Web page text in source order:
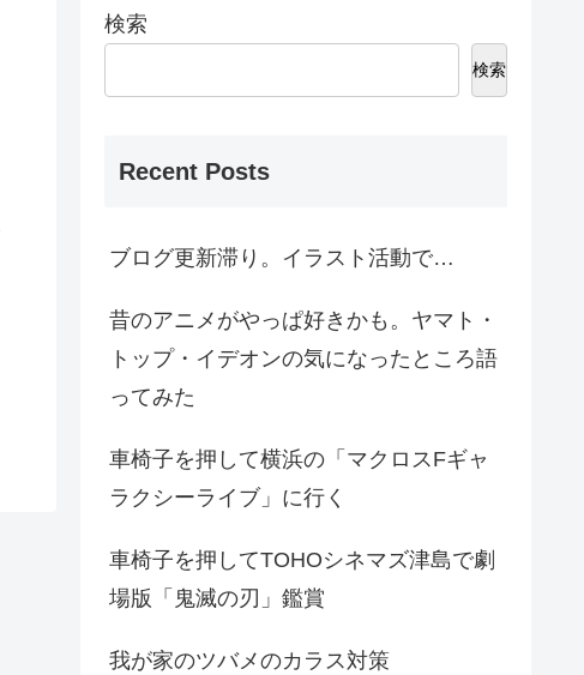
検索
検索
Recent Posts
ブログ更新滞り。イラスト活動で…
昔のアニメがやっぱ好きかも。ヤマト・
トップ・イデオンの気になったところ語
ってみた
車椅子を押して横浜の「マクロスFギャ
ラクシーライブ」に行く
車椅子を押してTOHOシネマズ津島で劇
場版「鬼滅の刃」鑑賞
我が家のツバメのカラス対策